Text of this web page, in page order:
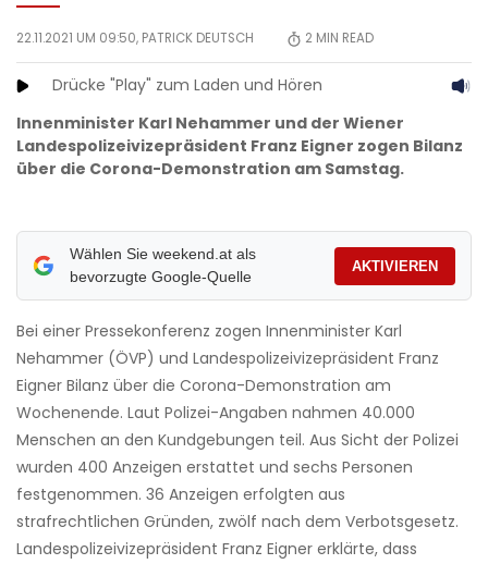
22.11.2021 UM 09:50, PATRICK DEUTSCH 2 MIN READ
Drücke "Play" zum Laden und Hören
Innenminister Karl Nehammer und der Wiener
Landespolizeivizepräsident Franz Eigner zogen Bilanz
über die Corona-Demonstration am Samstag.
Wählen Sie weekend.at als
bevorzugte Google-Quelle
AKTIVIEREN
Bei einer Pressekonferenz zogen Innenminister Karl
Nehammer (ÖVP) und Landespolizeivizepräsident Franz
Eigner Bilanz über die Corona-Demonstration am
Wochenende. Laut Polizei-Angaben nahmen 40.000
Menschen an den Kundgebungen teil. Aus Sicht der Polizei
wurden 400 Anzeigen erstattet und sechs Personen
festgenommen. 36 Anzeigen erfolgten aus
strafrechtlichen Gründen, zwölf nach dem Verbotsgesetz.
Landespolizeivizepräsident Franz Eigner erklärte, dass